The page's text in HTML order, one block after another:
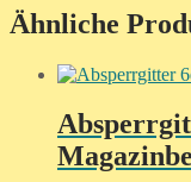
Ähnliche